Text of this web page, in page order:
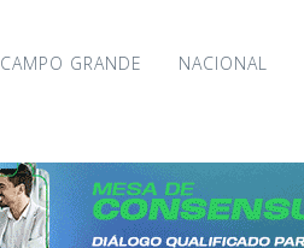
CAMPO GRANDE NACIONAL